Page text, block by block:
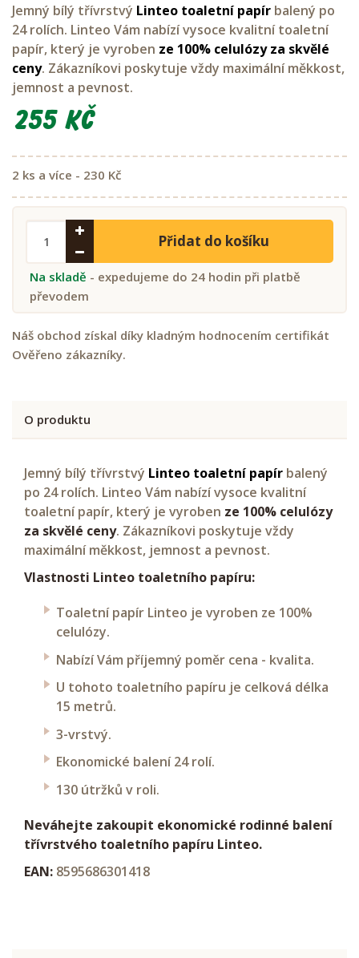
Jemný bílý třívrstvý Linteo toaletní papír balený po
24 rolích. Linteo Vám nabízí vysoce kvalitní toaletní
papír, který je vyroben ze 100% celulózy za skvělé
ceny. Zákazníkovi poskytuje vždy maximální měkkost,
jemnost a pevnost.
255 Kč
2 ks a více - 230 Kč
Přidat do košíku
Na skladě - expedujeme do 24 hodin při platbě
převodem
Náš obchod získal díky kladným hodnocením certifikát
Ověřeno zákazníky.
O produktu
Jemný bílý třívrstvý Linteo toaletní papír balený
po 24 rolích. Linteo Vám nabízí vysoce kvalitní
toaletní papír, který je vyroben ze 100% celulózy
za skvělé ceny. Zákazníkovi poskytuje vždy
maximální měkkost, jemnost a pevnost.
Vlastnosti Linteo toaletního papíru:
Toaletní papír Linteo je vyroben ze 100%
celulózy.
Nabízí Vám příjemný poměr cena - kvalita.
U tohoto toaletního papíru je celková délka
15 metrů.
3-vrstvý.
Ekonomické balení 24 rolí.
130 útržků v roli.
Neváhejte zakoupit ekonomické rodinné balení
třívrstvého toaletního papíru Linteo.
EAN: 8595686301418